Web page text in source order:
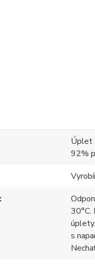
Úplet
92%
30°C.
s